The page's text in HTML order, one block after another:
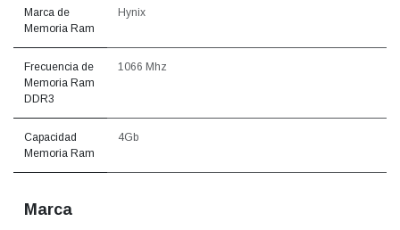
Marca de
Memoria Ram
Hynix
Frecuencia de
Memoria Ram
DDR3
1066 Mhz
Capacidad
Memoria Ram
4Gb
Marca